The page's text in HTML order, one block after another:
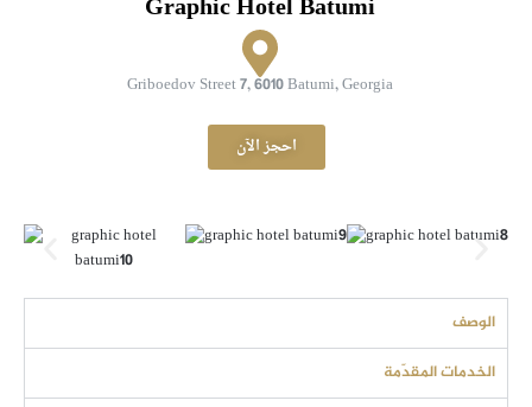
Graphic Hotel Batumi
Griboedov Street 7, 6010 Batumi, Georgia
احجز الآن
الوصف
الخدمات المقدّمة